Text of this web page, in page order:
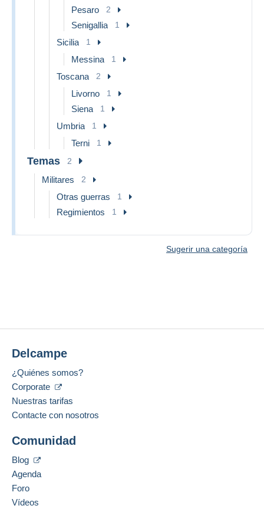
Pesaro 2
Senigallia 1
Sicilia 1
Messina 1
Toscana 2
Livorno 1
Siena 1
Umbria 1
Terni 1
Temas 2
Militares 2
Otras guerras 1
Regimientos 1
Sugerir una categoría
Delcampe
¿Quiénes somos?
Corporate
Nuestras tarifas
Contacte con nosotros
Comunidad
Blog
Agenda
Foro
Vídeos